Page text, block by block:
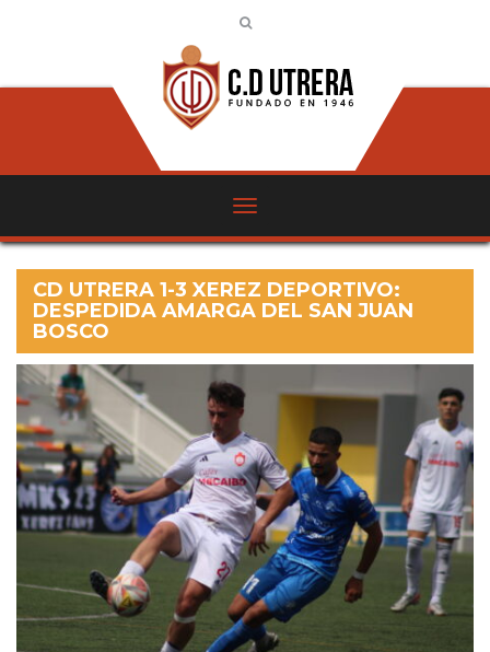
CD UTRERA 1-3 XEREZ DEPORTIVO:
DESPEDIDA AMARGA DEL SAN JUAN
BOSCO